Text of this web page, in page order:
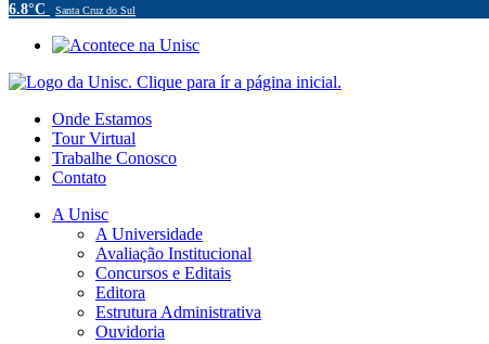
6.8°C Santa Cruz do Sul
Onde Estamos
Tour Virtual
Trabalhe Conosco
Contato
A Unisc
A Universidade
Avaliação Institucional
Concursos e Editais
Editora
Estrutura Administrativa
Ouvidoria